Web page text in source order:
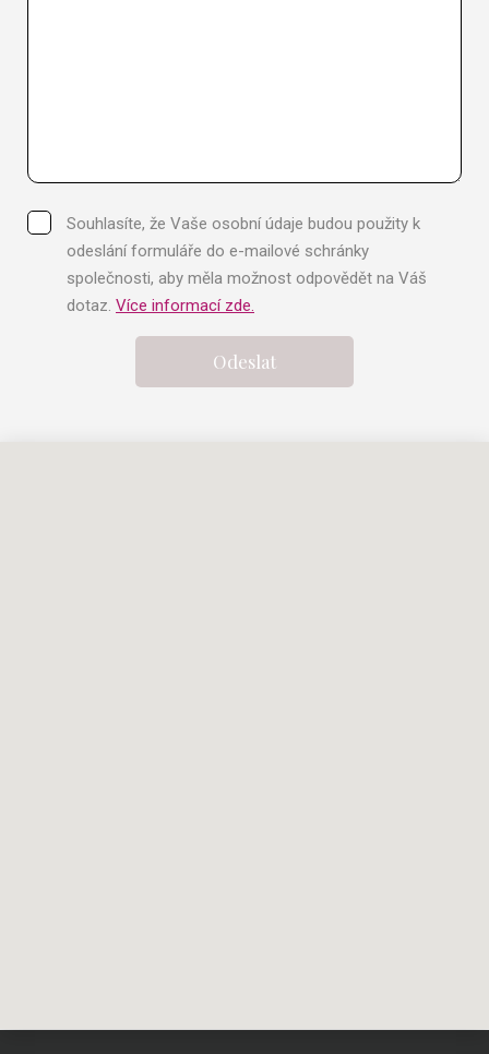
Souhlasíte, že Vaše osobní údaje budou použity k
odeslání formuláře do e-mailové schránky
společnosti, aby měla možnost odpovědět na Váš
dotaz. Více informací zde.
Odeslat